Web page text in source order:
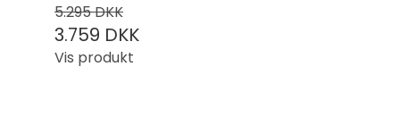
5.295 DKK
3.759 DKK
Vis produkt